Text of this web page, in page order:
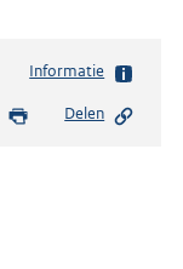
Informatie
Delen